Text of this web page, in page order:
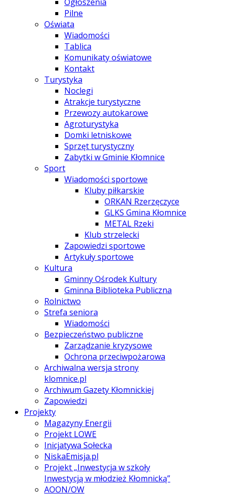
Pilne
Oświata
Wiadomości
Tablica
Komunikaty oświatowe
Kontakt
Turystyka
Noclegi
Atrakcje turystyczne
Przewozy autokarowe
Agroturystyka
Domki letniskowe
Sprzęt turystyczny
Zabytki w Gminie Kłomnice
Sport
Wiadomości sportowe
Kluby piłkarskie
ORKAN Rzerzęczyce
GLKS Gmina Kłomnice
METAL Rzeki
Klub strzelecki
Zapowiedzi sportowe
Artykuły sportowe
Kultura
Gminny Ośrodek Kultury
Gminna Biblioteka Publiczna
Rolnictwo
Strefa seniora
Wiadomości
Bezpieczeństwo publiczne
Zarządzanie kryzysowe
Ochrona przeciwpożarowa
Archiwalna wersja strony
klomnice.pl
Archiwum Gazety Kłomnickiej
Zapowiedzi
Projekty
Magazyny Energii
Projekt LOWE
Inicjatywa Sołecka
NiskaEmisja.pl
Projekt „Inwestycja w szkoły
Inwestycją w młodzież Kłomnicką”
AOON/OW